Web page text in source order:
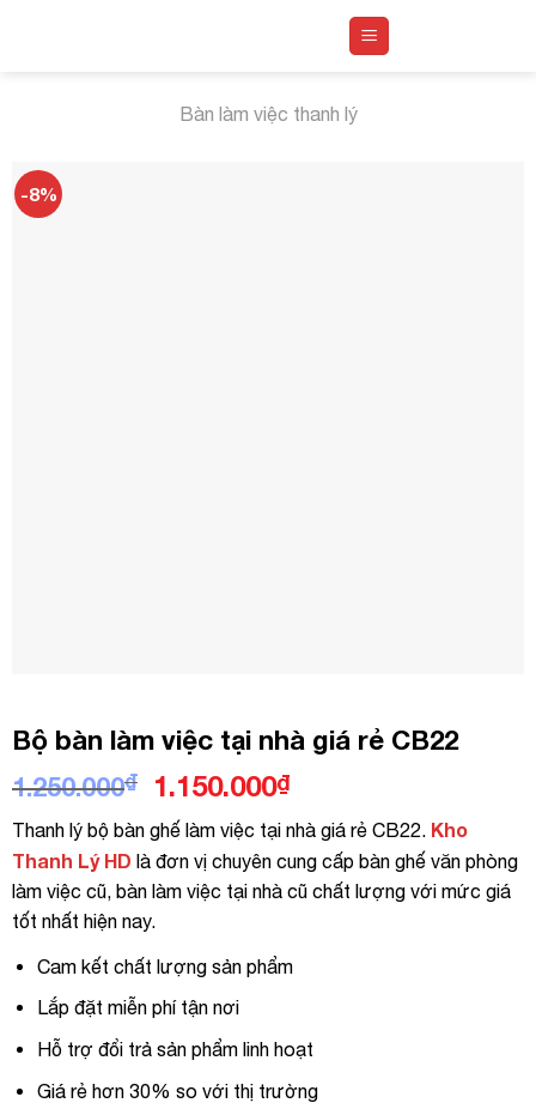
Bàn làm việc thanh lý
-8%
Bộ bàn làm việc tại nhà giá rẻ CB22
1.250.000₫
Giá
gốc
là:
1.250.000₫.
1.150.000₫Giá
tại
là:
1.150.000₫.
Thanh lý bộ bàn ghế làm việc tại nhà giá rẻ CB22. Kho
Thanh Lý HD là đơn vị chuyên cung cấp bàn ghế văn phòng
làm việc cũ, bàn làm việc tại nhà cũ chất lượng với mức giá
tốt nhất hiện nay.
Cam kết chất lượng sản phẩm
Lắp đặt miễn phí tận nơi
Hỗ trợ đổi trả sản phẩm linh hoạt
Giá rẻ hơn 30% so với thị trường